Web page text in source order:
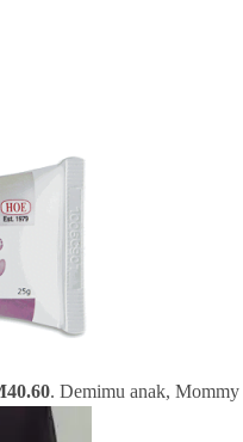
. Demimu anak, Mommy